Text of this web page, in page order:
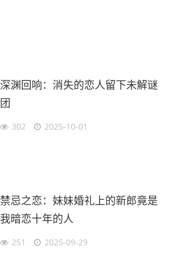
深渊回响：消失的恋人留下未解谜
团
302 2025-10-01
禁忌之恋：妹妹婚礼上的新郎竟是
我暗恋十年的人
251 2025-09-29